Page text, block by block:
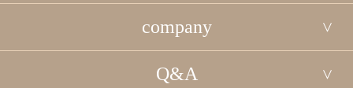
company
Q&A